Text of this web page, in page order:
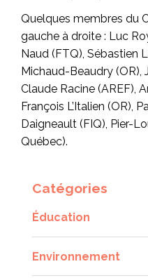
Quelques membres du
gauche à droite : Luc
Naud (FTQ), Sébastien
Michaud-Beaudry (OR),
Claude Racine (AREF),
François L’Italien (OR),
Daigneault (FIQ), Pier-
Québec).
Catégories
Éducation
Environnement